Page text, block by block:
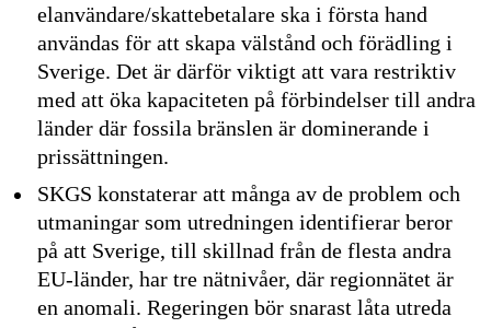
elanvändare/skattebetalare ska i första hand
användas för att skapa välstånd och förädling i
Sverige. Det är därför viktigt att vara restriktiv
med att öka kapaciteten på förbindelser till andra
länder där fossila bränslen är dominerande i
prissättningen.
SKGS konstaterar att många av de problem och
utmaningar som utredningen identifierar beror
på att Sverige, till skillnad från de flesta andra
EU-länder, har tre nätnivåer, där regionnätet är
en anomali. Regeringen bör snarast låta utreda